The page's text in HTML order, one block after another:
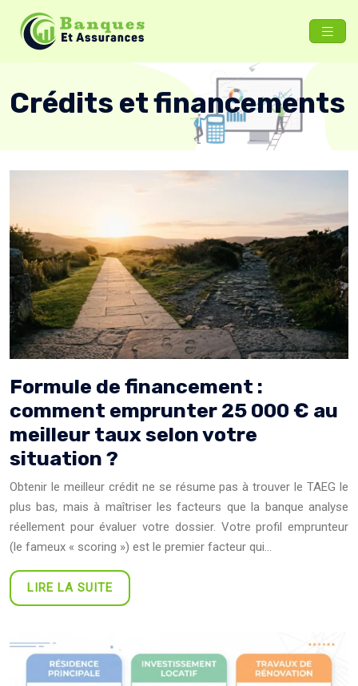
Crédits et financements
Formule de financement :
comment emprunter 25 000 € au
meilleur taux selon votre
situation ?
Obtenir le meilleur crédit ne se résume pas à trouver le TAEG le
plus bas, mais à maîtriser les facteurs que la banque analyse
réellement pour évaluer votre dossier. Votre profil emprunteur
(le fameux « scoring ») est le premier facteur qui…
LIRE LA SUITE